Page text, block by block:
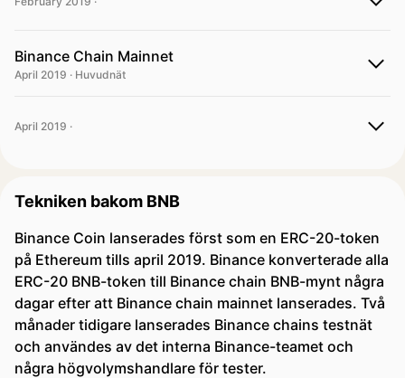
Binance Chain Mainnet
April 2019 · Huvudnät
April 2019 ·
Tekniken bakom BNB
Binance Coin lanserades först som en ERC-20-token
på Ethereum tills april 2019. Binance konverterade alla
ERC-20 BNB-token till Binance chain BNB-mynt några
dagar efter att Binance chain mainnet lanserades. Två
månader tidigare lanserades Binance chains testnät
och användes av det interna Binance-teamet och
några högvolymshandlare för tester.